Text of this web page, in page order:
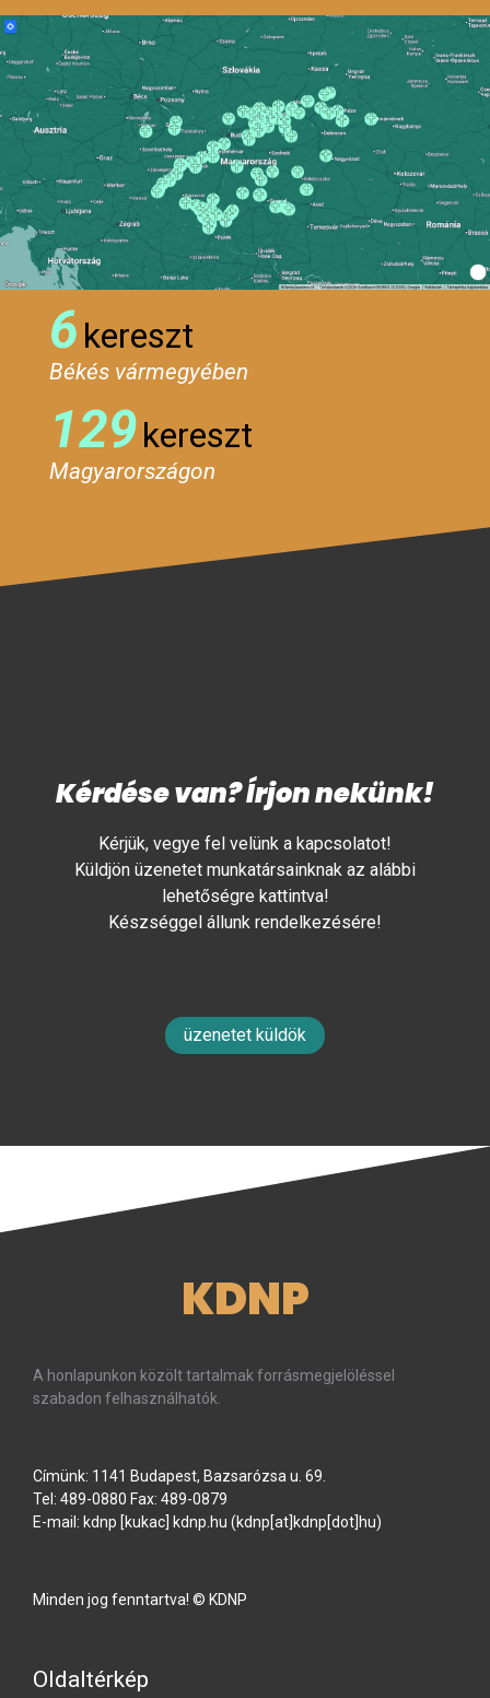
6 kereszt
Békés vármegyében
129kereszt
Magyarországon
Kérdése van? Írjon nekünk!
Kérjük, vegye fel velünk a kapcsolatot!
Küldjön üzenetet munkatársainknak az alábbi
lehetőségre kattintva!
Készséggel állunk rendelkezésére!
üzenetet küldök
KDNP
A honlapunkon közölt tartalmak forrásmegjelöléssel
szabadon felhasználhatók.
Címünk: 1141 Budapest, Bazsarózsa u. 69.
Tel: 489-0880 Fax: 489-0879
E-mail: kdnp [kukac] kdnp.hu (kdnp[at]kdnp[dot]hu)
Minden jog fenntartva! © KDNP
Oldaltérkép